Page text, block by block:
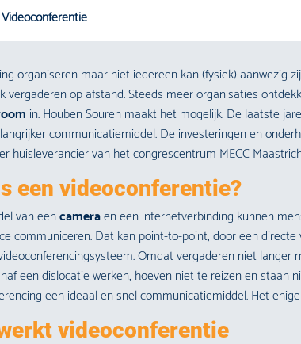
Videoconferentie
organiseren maar niet iedereen kan (fysiek) aanwezig
vergaderen op afstand. Steeds meer organisaties
in. Houben Souren maakt het mogelijk. De laatste
communicatiemiddel. De investeringen en
huisleverancier van het congrescentrum MECC
een videoconferentie?
van eencameraen een internetverbinding kunnen
communiceren. Dat kan point-to-point, door een
Omdat vergaderen niet
een dislocatie werken, hoeven niet te reizen en staan
een ideaal en snel communicatiemiddel. Het
videoconferentie